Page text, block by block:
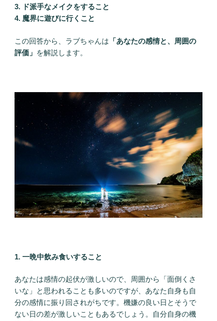
3. ド派手なメイクをすること
4. 魔界に遊びに行くこと
この回答から、ラブちゃんは 「あなたの感情と、周囲の
評価」 を解説します。
1. 一晩中飲み食いすること
あなたは感情の起伏が激しいので、周囲から「面倒くさ
いな」と思われることも多いのですが、あなた自身も自
分の感情に振り回されがちです。機嫌の良い日とそうで
ない日の差が激しいこともあるでしょう。自分自身の機